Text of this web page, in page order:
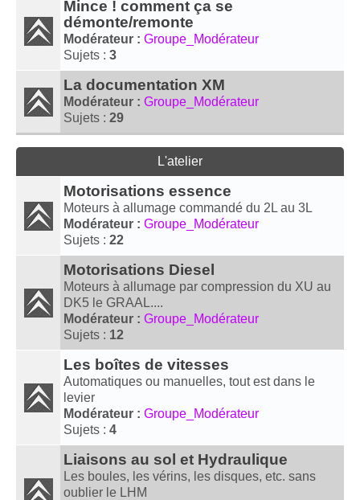
Mince ! comment ça se
démonte/remonte
Modérateur : Groupe_Modérateur
Sujets : 3
La documentation XM
Modérateur : Groupe_Modérateur
Sujets : 29
L'atelier
Motorisations essence
Moteurs à allumage commandé du 2L au 3L
Modérateur : Groupe_Modérateur
Sujets : 22
Motorisations Diesel
Moteurs à allumage par compression du XU au
DK5 le GRAAL....
Modérateur : Groupe_Modérateur
Sujets : 12
Les boîtes de vitesses
Automatiques ou manuelles, tout est dans le
levier
Modérateur : Groupe_Modérateur
Sujets : 4
Liaisons au sol et Hydraulique
Les boules, les vérins, les disques, etc. sans
oublier le LHM